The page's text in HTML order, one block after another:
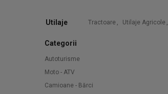
Utilaje Tractoare , Utilaje Agricole ,
Categorii
Autoturisme
Moto - ATV
Camioane - Bărci